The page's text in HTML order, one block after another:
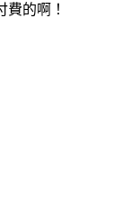
的啊！